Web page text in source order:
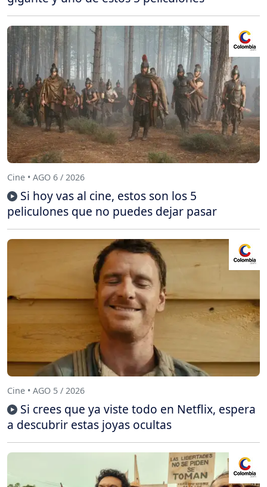
Cine • AGO 6 / 2026
Si hoy vas al cine, estos son los 5
peliculones que no puedes dejar pasar
Cine • AGO 5 / 2026
Si crees que ya viste todo en Netflix, espera
a descubrir estas joyas ocultas